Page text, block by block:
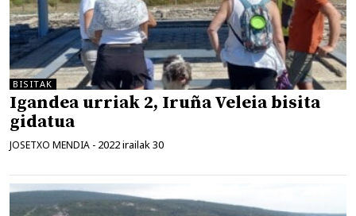
BISITAK
Igandea urriak 2, Iruña Veleia bisita
gidatua
JOSETXO MENDIA - 2022 irailak 30